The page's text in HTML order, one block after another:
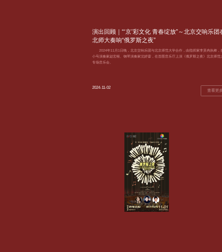
演出回顾｜“‘京’彩文化 青春绽放”～北京交响乐团
北师大奏响“俄罗斯之夜”
2024年11月1日晚，北京交响乐团与北京师范大学合作，由指挥家李昊冉执棒，
小号演奏家赵宏根、钢琴演奏家沈妤霖，在首图音乐厅上演《俄罗斯之夜》北京师范
专场音乐会。
2024-11-02
查看更